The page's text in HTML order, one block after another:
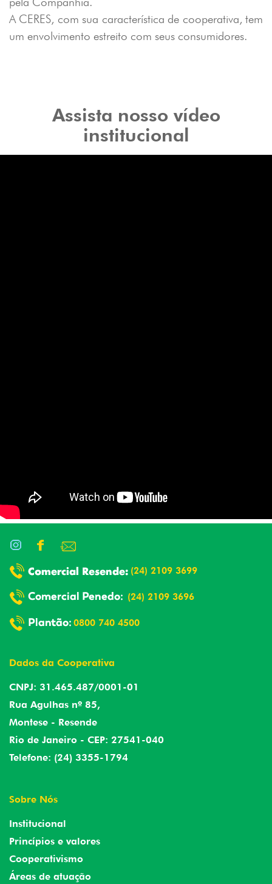
A CERES, com sua característica de cooperativa, tem
um envolvimento estreito com seus consumidores.
Assista nosso vídeo
institucional
(24) 2109 3699
(24) 2109 3696
0800 740 4500
Dados da Cooperativa
CNPJ: 31.465.487/0001-01
Rua Agulhas nº 85,
Montese - Resende
Rio de Janeiro - CEP: 27541-040
Telefone: (24) 3355-1794
Sobre Nós
Institucional
Princípios e valores
Cooperativismo
Áreas de atuação